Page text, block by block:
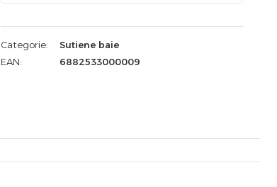
Categorie:
Sutiene baie
EAN:
6882533000009